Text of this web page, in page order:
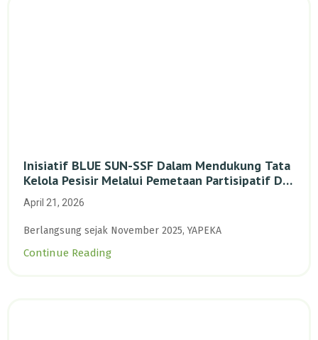
Inisiatif BLUE SUN-SSF Dalam Mendukung Tata
Kelola Pesisir Melalui Pemetaan Partisipatif Di
Enam Desa Kepulauan Riau
April 21, 2026
Berlangsung sejak November 2025, YAPEKA
Continue Reading